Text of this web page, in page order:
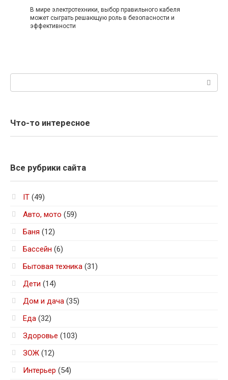
В мире электротехники, выбор правильного кабеля
может сыграть решающую роль в безопасности и
эффективности
Что-то интересное
Все рубрики сайта
IT (49)
Авто, мото (59)
Баня (12)
Бассейн (6)
Бытовая техника (31)
Дети (14)
Дом и дача (35)
Еда (32)
Здоровье (103)
ЗОЖ (12)
Интерьер (54)